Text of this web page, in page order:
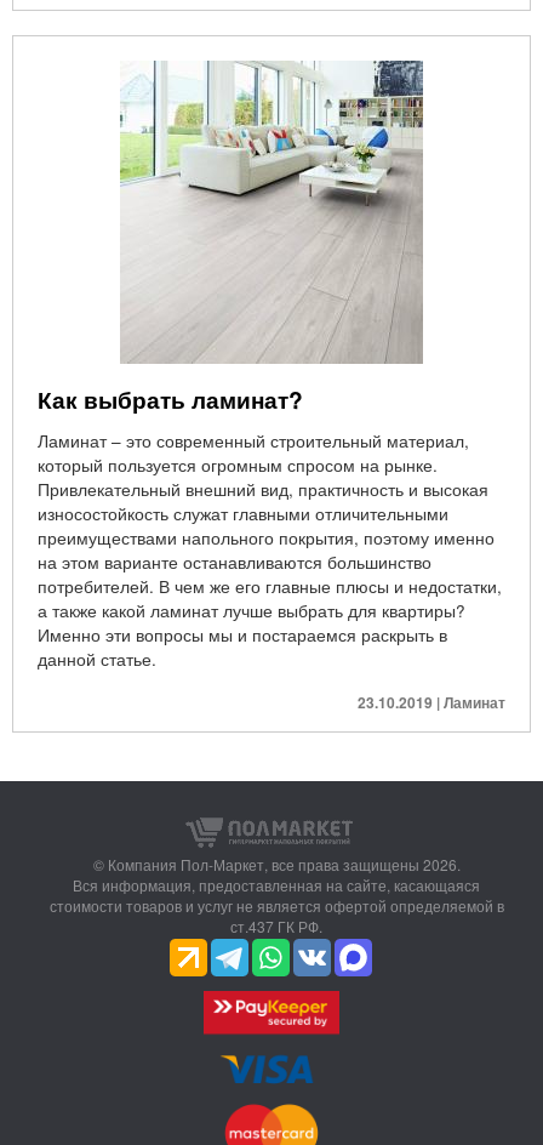
Как выбрать ламинат?
Ламинат – это современный строительный материал,
который пользуется огромным спросом на рынке.
Привлекательный внешний вид, практичность и высокая
износостойкость служат главными отличительными
преимуществами напольного покрытия, поэтому именно
на этом варианте останавливаются большинство
потребителей. В чем же его главные плюсы и недостатки,
а также какой ламинат лучше выбрать для квартиры?
Именно эти вопросы мы и постараемся раскрыть в
данной статье.
23.10.2019 | Ламинат
© Компания Пол-Маркет, все права защищены 2026.
Вся информация, предоставленная на сайте, касающаяся
стоимости товаров и услуг не является офертой определяемой в
ст.437 ГК РФ.